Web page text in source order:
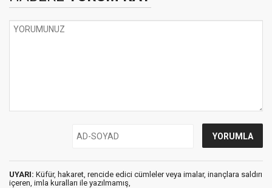
UYARI: Küfür, hakaret, rencide edici cümleler veya imalar, inançlara saldırı
içeren, imla kuralları ile yazılmamış,